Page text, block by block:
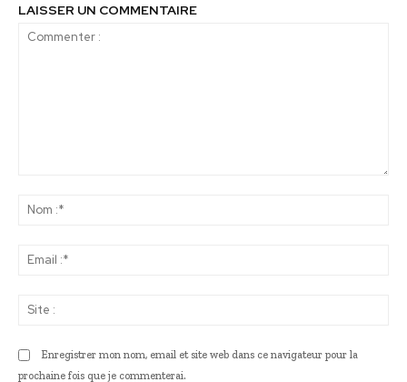
LAISSER UN COMMENTAIRE
Enregistrer mon nom, email et site web dans ce navigateur pour la
prochaine fois que je commenterai.